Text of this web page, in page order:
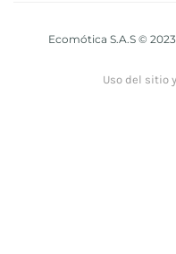
Ecomótica S.A.S ©
Uso del sitio